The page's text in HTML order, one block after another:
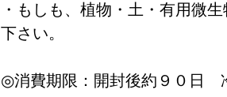
・もしも、植物・土・有用微
下さい。
◎消費期限：開封後約９０日